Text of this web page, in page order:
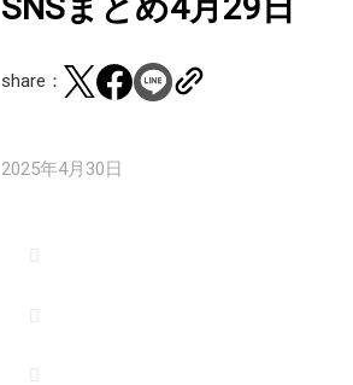
share：
2025年4月30日